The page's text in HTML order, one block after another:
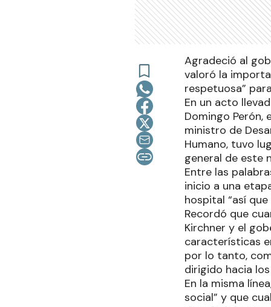
Agradeció al
valoró la
respetuosa”
En un acto
Domingo Perón,
ministro de
Humano, tuvo
general de este
Entre las
inicio a una
hospital “así
Recordó que
Kirchner y el
características
por lo tanto,
dirigido hacia
En la misma
social” y que